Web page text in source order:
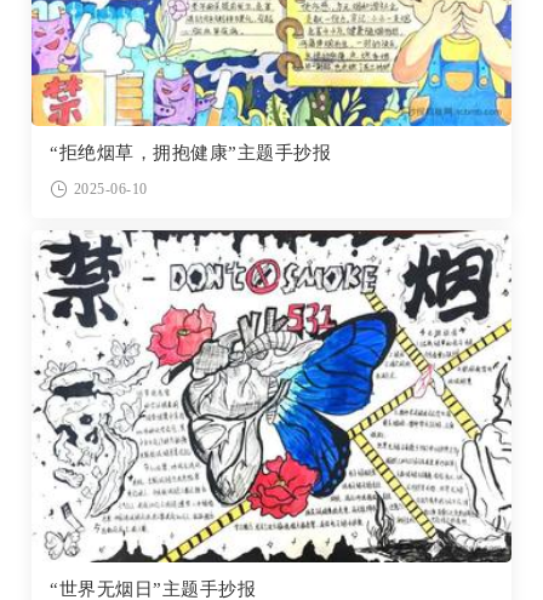
“拒绝烟草，拥抱健康”主题手抄报
2025-06-10
“世界无烟日”主题手抄报